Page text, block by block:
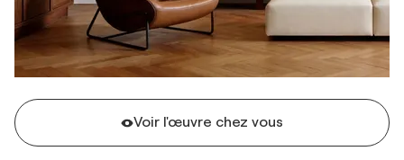
Voir l'œuvre chez vous